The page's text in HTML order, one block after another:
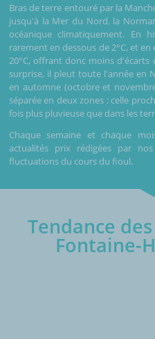
Bras de terre entouré par la
jusqu'à la Mer du Nord, la
océanique climatiquement. En
rarement en dessous de 2°C, et
20°C, offrant donc moins
surprise, il pleut toute l'année en
en automne (octobre et
séparée en deux zones : celle
fois plus pluvieuse que dans les
Chaque semaine et chaque
actualités prix rédigées par
fluctuations du cours du fioul.
Tendance
Fontaine-